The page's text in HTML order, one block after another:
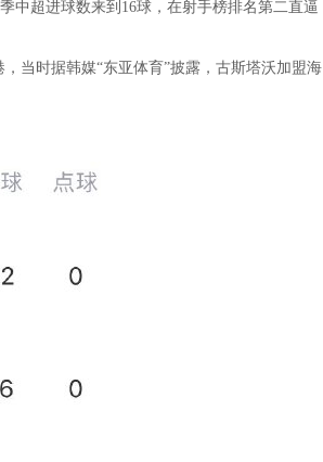
超进球数来到16球，在射手榜排名第二直逼
当时据韩媒“东亚体育”披露，古斯塔沃加盟海